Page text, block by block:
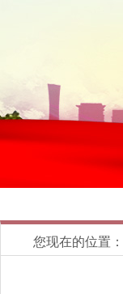
您现在的位置：